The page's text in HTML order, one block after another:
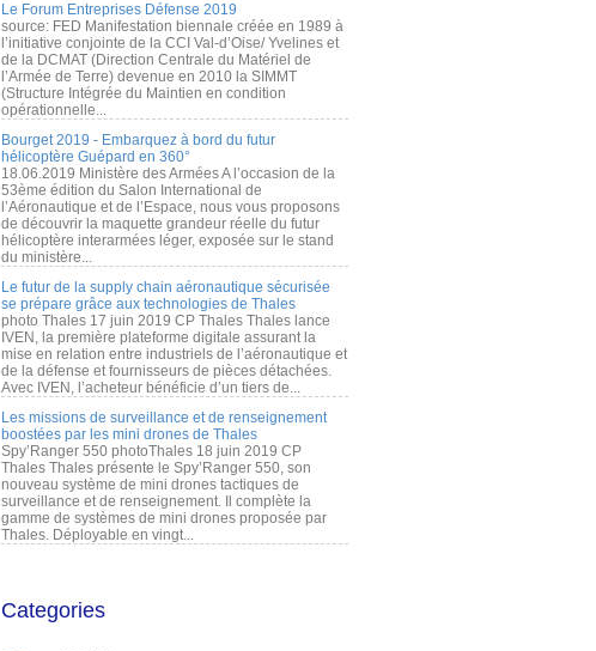
Le Forum Entreprises Défense 2019
source: FED Manifestation biennale créée en 1989 à
l’initiative conjointe de la CCI Val-d’Oise/ Yvelines et
de la DCMAT (Direction Centrale du Matériel de
l’Armée de Terre) devenue en 2010 la SIMMT
(Structure Intégrée du Maintien en condition
opérationnelle...
Bourget 2019 - Embarquez à bord du futur
hélicoptère Guépard en 360°
18.06.2019 Ministère des Armées A l’occasion de la
53ème édition du Salon International de
l’Aéronautique et de l’Espace, nous vous proposons
de découvrir la maquette grandeur réelle du futur
hélicoptère interarmées léger, exposée sur le stand
du ministère...
Le futur de la supply chain aéronautique sécurisée
se prépare grâce aux technologies de Thales
photo Thales 17 juin 2019 CP Thales Thales lance
IVEN, la première plateforme digitale assurant la
mise en relation entre industriels de l’aéronautique et
de la défense et fournisseurs de pièces détachées.
Avec IVEN, l’acheteur bénéficie d’un tiers de...
Les missions de surveillance et de renseignement
boostées par les mini drones de Thales
Spy’Ranger 550 photoThales 18 juin 2019 CP
Thales Thales présente le Spy’Ranger 550, son
nouveau système de mini drones tactiques de
surveillance et de renseignement. Il complète la
gamme de systèmes de mini drones proposée par
Thales. Déployable en vingt...
Categories